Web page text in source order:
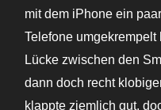
mit dem iPhone ein
Telefone
Lücke zwischen den
dann doch recht
klappte ziemlich gut,